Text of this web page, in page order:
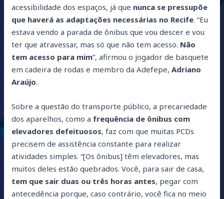
acessibilidade dos espaços, já que nunca se pressupõe
que haverá as adaptações necessárias no Recife. “Eu
estava vendo a parada de ônibus que vou descer e vou
ter que atravessar, mas só que não tem acesso. Não
tem acesso para mim”, afirmou o jogador de basquete
em cadeira de rodas e membro da Adefepe,Adriano
Araújo.
Sobre a questão do transporte público, a precariedade
dos aparelhos, como a frequência de ônibus com
elevadores defeituosos, faz com que muitas PCDs
precisem de assistência constante para realizar
atividades simples. “[Os ônibus] têm elevadores, mas
muitos deles estão quebrados. Você, para sair de casa,
tem que sair duas ou três horas antes, pegar com
antecedência porque, caso contrário, você fica no meio